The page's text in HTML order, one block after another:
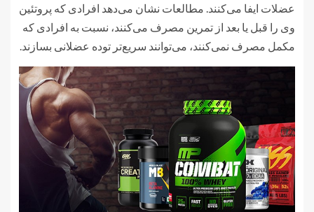
عضلات ایفا می‌کنند. مطالعات نشان می‌دهد افرادی که پروتئین
وی را قبل یا بعد از تمرین مصرف می‌کنند، نسبت به افرادی که
مکمل مصرف نمی‌کنند، می‌توانند سریع‌تر توده عضلانی بسازند.